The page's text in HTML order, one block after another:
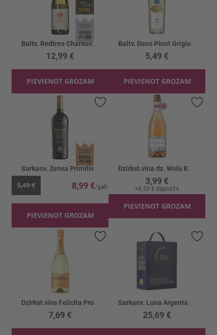
12,99 €
PIEVIENOT GROZAM
5,49 €
PIEVIENOT GROZAM
9,49 € 8,99 €
PIEVIENOT GROZAM
Pievienot vēlmju sarakstam
3,99 €
+0,10 € depozīts
PIEVIENOT GROZAM
7,69 €
Pievienot vēlmju sarakstam
25,69 €